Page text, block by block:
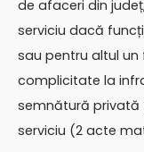
de afaceri din
serviciu dacă
sau pentru altul
complicitate la
semnătură privată
serviciu (2 acte